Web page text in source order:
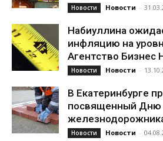
Новости Новости -
Набиуллина
инфляцию на
Агентство Бизнес
Новости Новости -
В Екатеринбурге
посвященный Дню
Новости Новости -